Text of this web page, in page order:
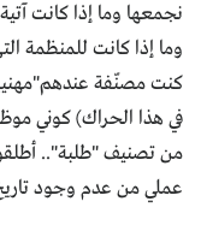
نجمعها وما إذا كانت
وما إذا كانت للمنظمة
كنت مصنّفة
في هذا الحراك) كوني
من تصنيف "طلبة"..
عملي من عدم وجود